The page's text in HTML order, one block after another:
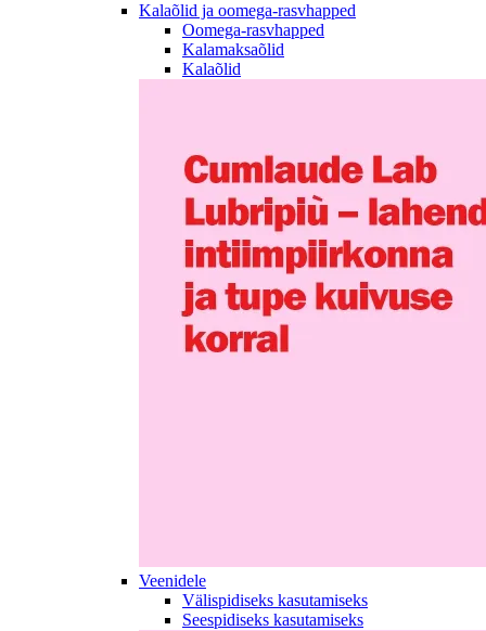
Kalaõlid ja oomega-rasvhapped
Oomega-rasvhapped
Kalamaksaõlid
Kalaõlid
Veenidele
Välispidiseks kasutamiseks
Seespidiseks kasutamiseks